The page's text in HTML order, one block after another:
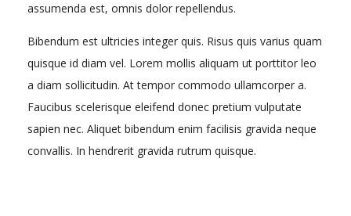
assumenda est, omnis dolor repellendus.
Bibendum est ultricies integer quis. Risus quis varius quam
quisque id diam vel. Lorem mollis aliquam ut porttitor leo
a diam sollicitudin. At tempor commodo ullamcorper a.
Faucibus scelerisque eleifend donec pretium vulputate
sapien nec. Aliquet bibendum enim facilisis gravida neque
convallis. In hendrerit gravida rutrum quisque.